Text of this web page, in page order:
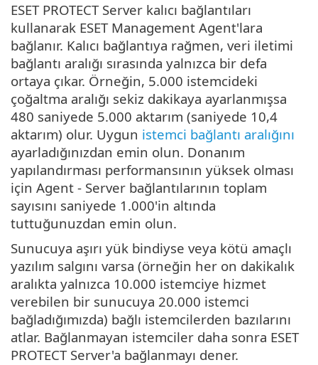
ESET PROTECT Server kalıcı bağlantıları
kullanarak ESET Management Agent'lara
bağlanır. Kalıcı bağlantıya rağmen, veri iletimi
bağlantı aralığı sırasında yalnızca bir defa
ortaya çıkar. Örneğin, 5.000 istemcideki
çoğaltma aralığı sekiz dakikaya ayarlanmışsa
480 saniyede 5.000 aktarım (saniyede 10,4
aktarım) olur. Uygun istemci bağlantı aralığını
ayarladığınızdan emin olun. Donanım
yapılandırması performansının yüksek olması
için Agent - Server bağlantılarının toplam
sayısını saniyede 1.000'in altında
tuttuğunuzdan emin olun.
Sunucuya aşırı yük bindiyse veya kötü amaçlı
yazılım salgını varsa (örneğin her on dakikalık
aralıkta yalnızca 10.000 istemciye hizmet
verebilen bir sunucuya 20.000 istemci
bağladığımızda) bağlı istemcilerden bazılarını
atlar. Bağlanmayan istemciler daha sonra ESET
PROTECT Server'a bağlanmayı dener.